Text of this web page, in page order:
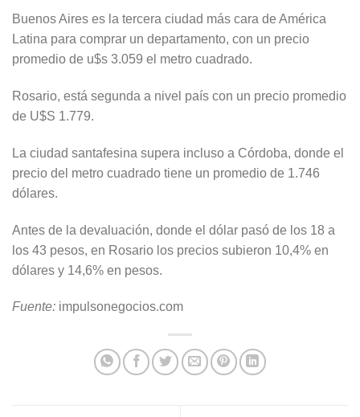
Buenos Aires es la tercera ciudad más cara de América
Latina para comprar un departamento, con un precio
promedio de u$s 3.059 el metro cuadrado.
Rosario, está segunda a nivel país con un precio promedio
de U$S 1.779.
La ciudad santafesina supera incluso a Córdoba, donde el
precio del metro cuadrado tiene un promedio de 1.746
dólares.
Antes de la devaluación, donde el dólar pasó de los 18 a
los 43 pesos, en Rosario los precios subieron 10,4% en
dólares y 14,6% en pesos.
Fuente: impulsonegocios.com